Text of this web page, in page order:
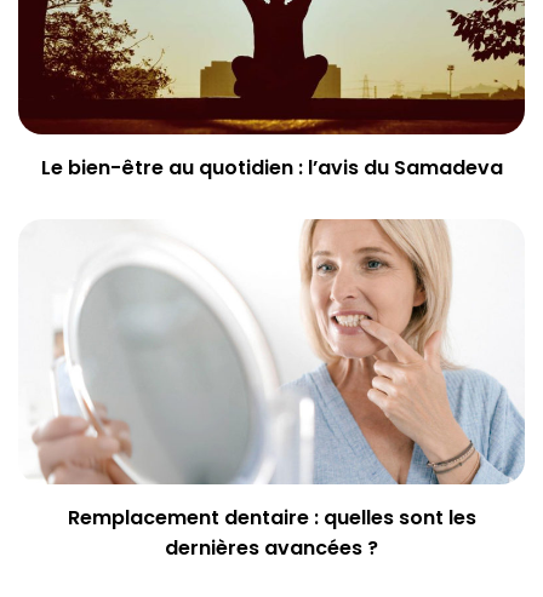
Le bien-être au quotidien : l’avis du Samadeva
Remplacement dentaire : quelles sont les
dernières avancées ?